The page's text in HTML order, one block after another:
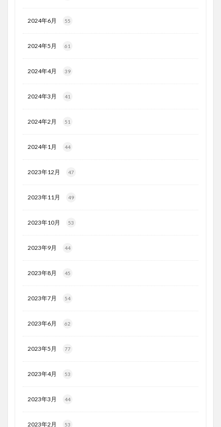
2024年6月 55
2024年5月 61
2024年4月 39
2024年3月 41
2024年2月 51
2024年1月 44
2023年12月 47
2023年11月 49
2023年10月 53
2023年9月 44
2023年8月 45
2023年7月 54
2023年6月 62
2023年5月 77
2023年4月 53
2023年3月 44
2023年2月 53